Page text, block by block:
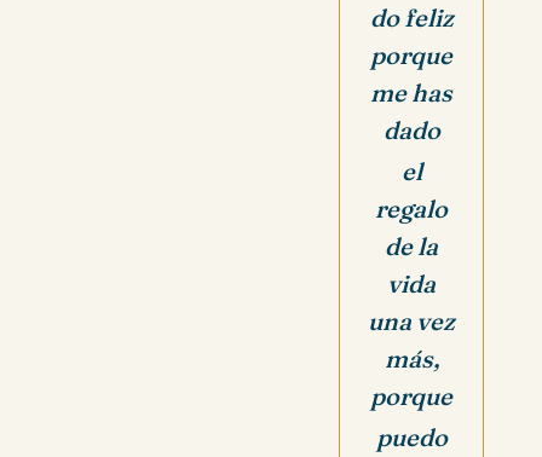
do feliz
porque
me has
dado
el
regalo
de la
vida
una vez
más,
porque
puedo